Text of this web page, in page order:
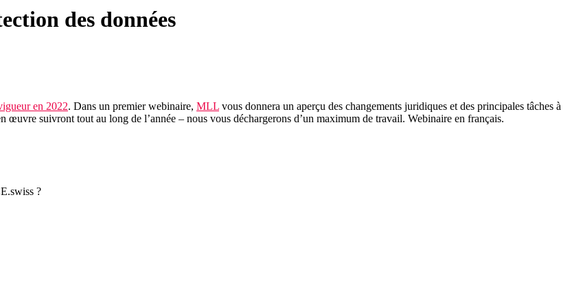
des données
en 2022. Dans un premier webinaire, MLL vous donnera un aperçu des changements juridiques et des principales tâches à
œuvre suivront tout au long de l’année – nous vous déchargerons d’un maximum de travail. Webinaire en français.
?